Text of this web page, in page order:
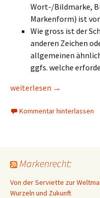
Wort-/Bildmarke,
Markenform) ist
Wie gross ist der
anderen Zeichen
allgemeinen
ggfs. welche
Name/ Logo oder
weiterlesen →
Kommentar hinterlassen
Markenrecht:
Von der Serviette zur
Wurzeln und Zukunft